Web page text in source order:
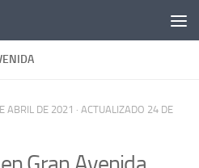
ABRIL DE 2021 · ACTUALIZADO 24 DE